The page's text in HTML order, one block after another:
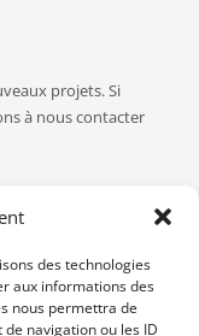
des technologies
aux informations des
nous permettra de
navigation ou les ID
projets. Si
à nous contacter
faire estimer ?
nous
, nos